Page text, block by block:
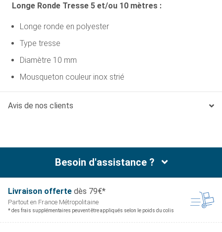
Longe Ronde Tresse 5 et/ou 10 mètres :
Longe ronde en polyester
Type tresse
Diamètre 10 mm
Mousqueton couleur inox strié
Avis de nos clients
Besoin d'assistance ?
Livraison offerte dès 79€*
Partout en France Métropolitaine
* des frais supplémentaires peuvent être appliqués selon le poids du colis